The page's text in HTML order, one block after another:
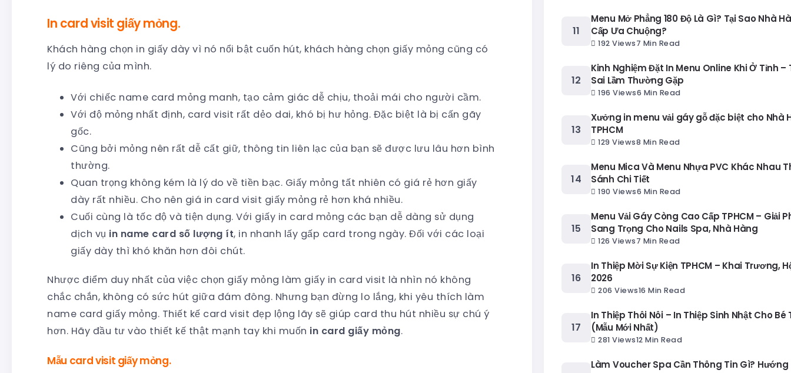
In card visit giấy mỏng.
Khách hàng chọn in giấy dày vì nó nổi bật cuốn hút, khách hàng chọn giấy mỏng cũng có
lý do riêng của mình.
Với chiếc name card mỏng manh, tạo cảm giác dễ chịu, thoải mái cho người cầm.
Với độ mỏng nhất định, card visit rất dẻo dai, khó bị hư hỏng. Đặc biệt là bị cấn gãy
gốc.
Cũng bởi mỏng nên rất dễ cất giữ, thông tin liên lạc của bạn sẽ được lưu lâu hơn bình
thường.
Quan trọng không kém là lý do về tiền bạc. Giấy mỏng tất nhiên có giá rẻ hơn giấy
dày rất nhiều. Cho nên giá in card visit giấy mỏng rẻ hơn khá nhiều.
Cuối cùng là tốc độ và tiện dụng. Với giấy in card mỏng các bạn dễ dàng sử dụng
dịch vụ in name card số lượng ít, in nhanh lấy gấp card trong ngày. Đối với các loại
giấy dày thì khó khăn hơn đôi chút.
Nhược điểm duy nhất của việc chọn giấy mỏng làm giấy in card visit là nhìn nó không
chắc chắn, không có sức hút giữa đám đông. Nhưng bạn đừng lo lắng, khi yêu thích làm
name card giấy mỏng. Thiết kế card visit đẹp lộng lãy sẽ giúp card thu hút nhiều sự chú ý
hơn. Hãy đầu tư vào thiết kế thật mạnh tay khi muốn in card giấy mỏng.
Mẫu card visit giấy mỏng.
Menu Mở Phẳng 180 Độ Là Gì? Tại Sao Nhà
Cấp Ưa Chuộng?
192 Views7 Min Read
Kinh Nghiệm Đặt In Menu Online Khi Ở Tỉnh –
Sai Lầm Thường Gặp
196 Views6 Min Read
Xưởng in menu vải gáy gỗ đặc biệt cho Nhà
TPHCM
129 Views8 Min Read
Menu Mica Và Menu Nhựa PVC Khác Nhau
Sánh Chi Tiết
190 Views6 Min Read
Menu Vải Gáy Còng Cao Cấp TPHCM – Giải
Sang Trọng Cho Nails Spa, Nhà Hàng
126 Views7 Min Read
In Thiệp Mời Sự Kiện TPHCM – Khai Trương,
2026
206 Views16 Min Read
In Thiệp Thôi Nôi – In Thiệp Sinh Nhật Cho Bé
(Mẫu Mới Nhất)
281 Views12 Min Read
Làm Voucher Spa Cần Thông Tin Gì? Hướng